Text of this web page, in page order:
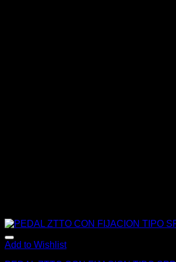
Add to Wishlist